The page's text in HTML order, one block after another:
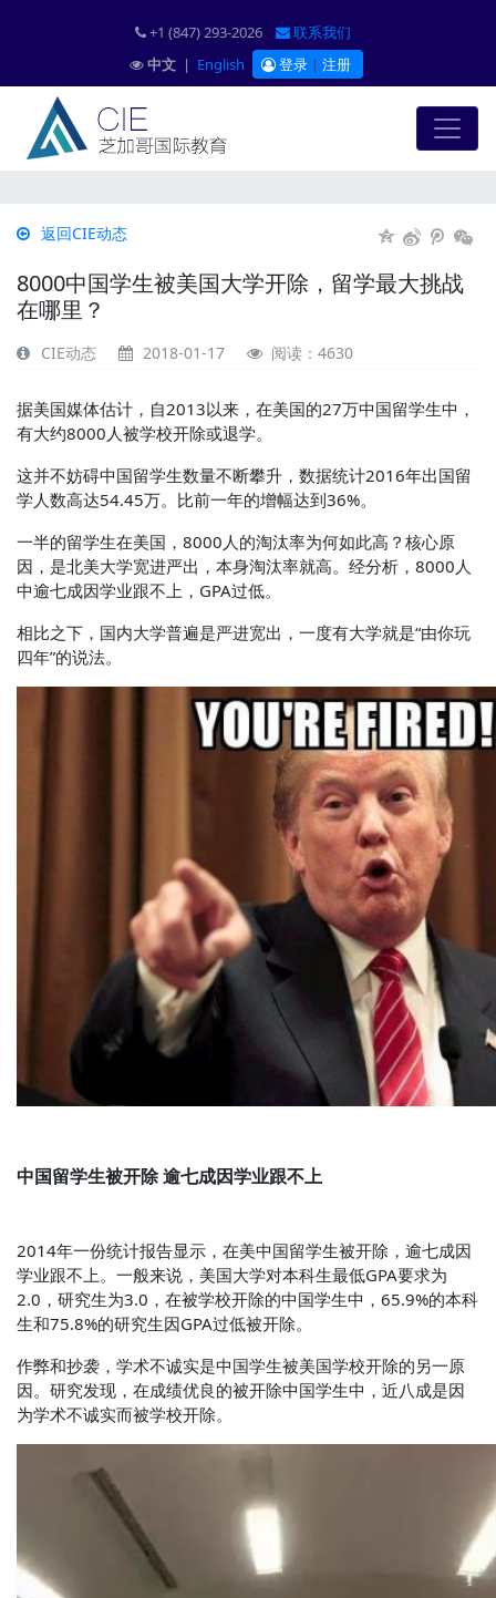
+1 (847) 293-2026
联系我们
中文 | English 登录 | 注册
返回CIE动态
8000中国学生被美国大学开除，留学最大挑战
在哪里？
CIE动态 2018-01-17 阅读：4630
据美国媒体估计，自2013以来，在美国的27万中国留学生中，
有大约8000人被学校开除或退学。
这并不妨碍中国留学生数量不断攀升，数据统计2016年出国留
学人数高达54.45万。比前一年的增幅达到36%。
一半的留学生在美国，8000人的淘汰率为何如此高？核心原
因，是北美大学宽进严出，本身淘汰率就高。经分析，8000人
中逾七成因学业跟不上，GPA过低。
相比之下，国内大学普遍是严进宽出，一度有大学就是“由你玩
四年”的说法。
中国留学生被开除 逾七成因学业跟不上
2014年一份统计报告显示，在美中国留学生被开除，逾七成因
学业跟不上。一般来说，美国大学对本科生最低GPA要求为
2.0，研究生为3.0，在被学校开除的中国学生中，65.9%的本科
生和75.8%的研究生因GPA过低被开除。
作弊和抄袭，学术不诚实是中国学生被美国学校开除的另一原
因。研究发现，在成绩优良的被开除中国学生中，近八成是因
为学术不诚实而被学校开除。